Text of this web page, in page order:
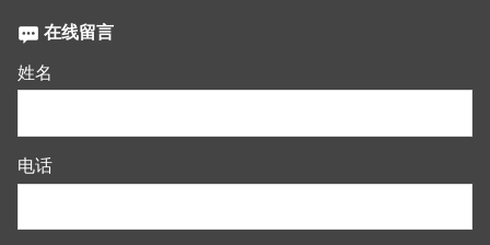
在线留言
姓名
电话